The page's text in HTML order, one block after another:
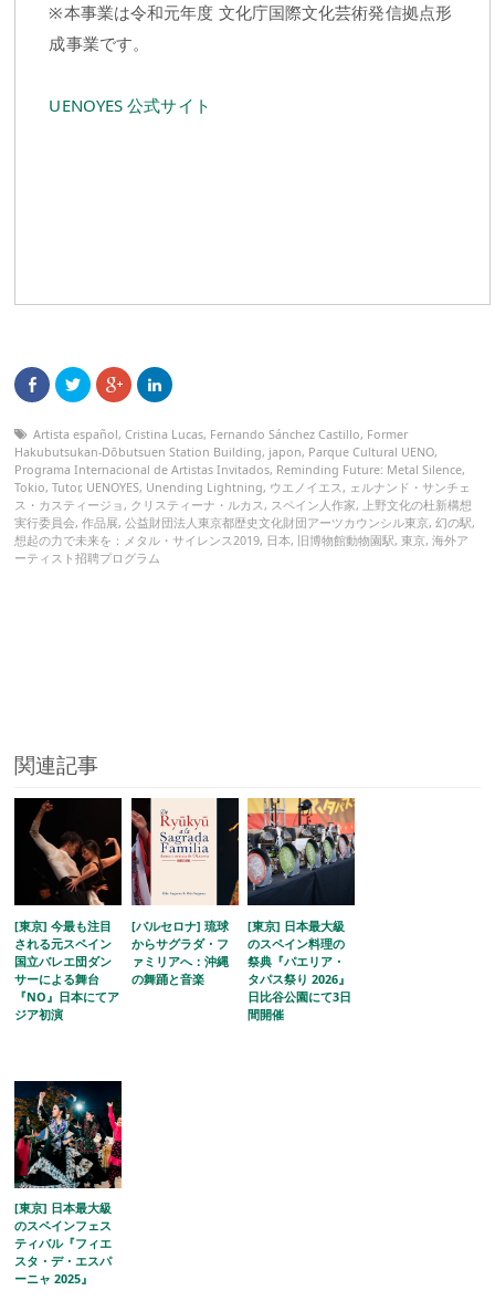
※本事業は令和元年度 文化庁国際文化芸術発信拠点形
成事業です。
UENOYES 公式サイト
Artista español,Cristina Lucas, Fernando Sánchez Castillo, Former
Hakubutsukan-Dōbutsuen Station Building, japon, Parque Cultural UENO,
Programa Internacional de Artistas Invitados, Reminding Future: Metal Silence,
Tokio,Tutor, UENOYES, Unending Lightning, ウエノイエス , ェルナンド・サンチェ
ス・カスティージョ , クリスティーナ・ルカス , スペイン人作家, 上野文化の杜新構想
実行委員会,作品展,公益財団法人東京都歴史文化財団アーツカウンシル東京,幻の駅,
想起の力で未来を：メタル・サイレンス2019, 日本, 旧博物館動物園駅,東京,海外ア
ーティスト招聘プログラム
関連記事
[東京] 今最も注目
される元スペイン
国立バレエ団ダン
サーによる舞台
『NO』日本にてア
ジア初演
[バルセロナ] 琉球
からサグラダ・フ
ァミリアへ：沖縄
の舞踊と音楽
[東京] 日本最大級
のスペイン料理の
祭典『パエリア・
タパス祭り 2026』
日比谷公園にて3日
間開催
[東京] 日本最大級
のスペインフェス
ティバル『フィエ
スタ・デ・エスパ
ーニャ 2025』